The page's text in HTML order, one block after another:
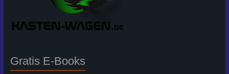
Gratis E-Books